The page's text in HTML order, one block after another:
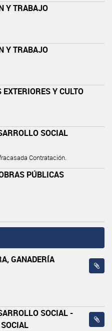
Y TRABAJO
Y TRABAJO
Y CULTO
SOCIAL
Contratación.
PÚBLICAS
GANADERÍA
SOCIAL -